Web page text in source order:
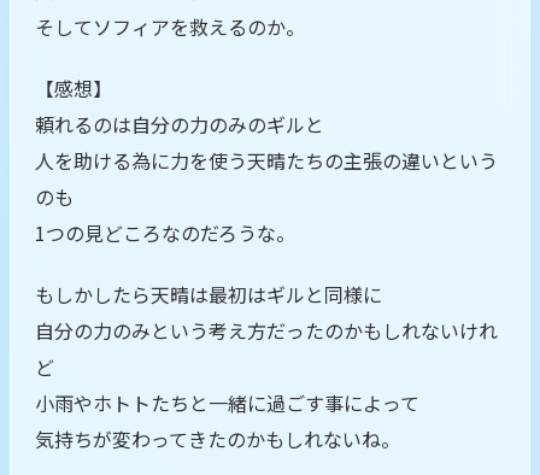
そしてソフィアを救えるのか。
【感想】
頼れるのは自分の力のみのギルと
人を助ける為に力を使う天晴たちの主張の違いという
のも
1つの見どころなのだろうな。
もしかしたら天晴は最初はギルと同様に
自分の力のみという考え方だったのかもしれないけれ
ど
小雨やホトトたちと一緒に過ごす事によって
気持ちが変わってきたのかもしれないね。